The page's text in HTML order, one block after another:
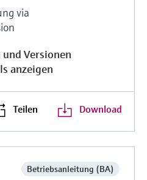
via
Versionen
anzeigen
Teilen Download
Betriebsanleitung (BA)